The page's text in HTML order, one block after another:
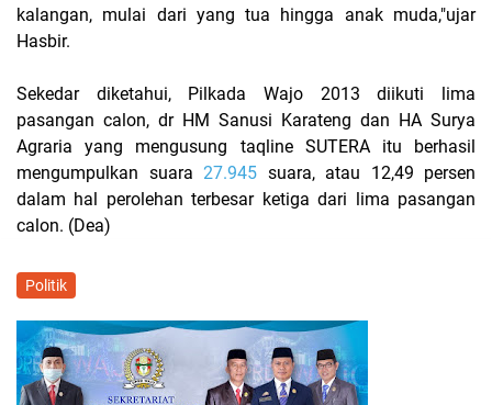
kalangan, mulai dari yang tua hingga anak muda,"ujar
Hasbir.
Sekedar diketahui, Pilkada Wajo 2013 diikuti lima
pasangan calon, dr HM Sanusi Karateng dan HA Surya
Agraria yang mengusung taqline SUTERA itu berhasil
mengumpulkan suara 27.945 suara, atau 12,49 persen
dalam hal perolehan terbesar ketiga dari lima pasangan
calon. (Dea)
Politik